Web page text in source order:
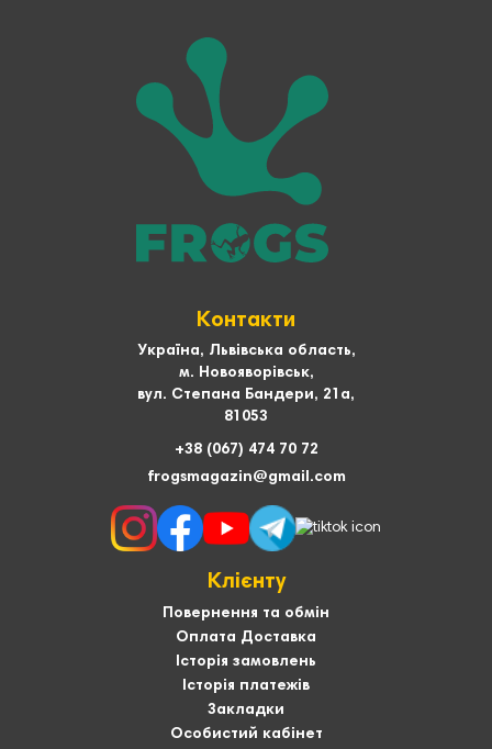
Контакти
Україна, Львівська область,
м. Новояворівськ,
вул. Степана Бандери, 21а,
81053
+38 (067) 474 70 72
frogsmagazin@gmail.com
Клієнту
Повернення та обмін
Оплата Доставка
Історія замовлень
Історія платежів
Закладки
Особистий кабінет